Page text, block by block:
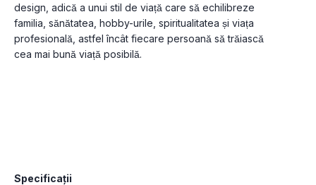
design, adică a unui stil de viață care să echilibreze
familia, sănătatea, hobby-urile, spiritualitatea și viața
profesională, astfel încât fiecare persoană să trăiască
cea mai bună viață posibilă.
Specificații